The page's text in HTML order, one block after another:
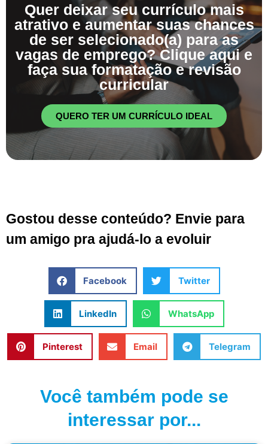
Quer deixar seu currículo mais
atrativo e aumentar suas chances
de ser selecionado(a) para as
vagas de emprego? Clique aqui e
faça sua formatação e revisão
curricular
QUERO TER UM CURRÍCULO IDEAL
Gostou desse conteúdo? Envie para
um amigo pra ajudá-lo a evoluir
Facebook Twitter
LinkedIn WhatsApp
Pinterest Email Telegram
Você também pode se
interessar por...